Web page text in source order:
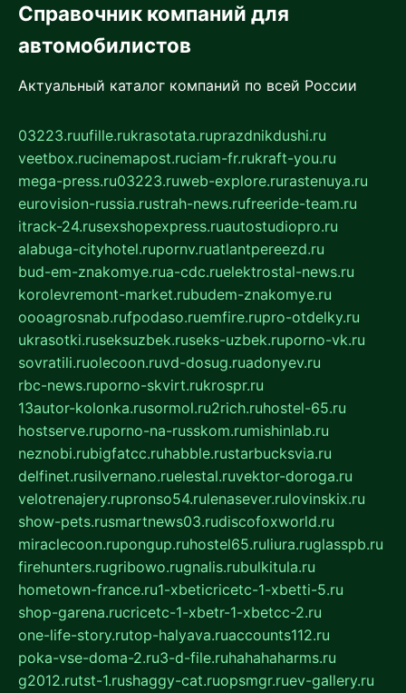
Справочник компаний для
автомобилистов
Актуальный каталог компаний по всей России
03223.ruufille.rukrasotata.ruprazdnikdushi.ru
veetbox.rucinemapost.ruciam-fr.rukraft-you.ru
mega-press.ru03223.ruweb-explore.rurastenuya.ru
eurovision-russia.rustrah-news.rufreeride-team.ru
itrack-24.rusexshopexpress.ruautostudiopro.ru
alabuga-cityhotel.rupornv.ruatlantpereezd.ru
bud-em-znakomye.rua-cdc.ruelektrostal-news.ru
korolevremont-market.rubudem-znakomye.ru
oooagrosnab.rufpodaso.ruemfire.rupro-otdelky.ru
ukrasotki.ruseksuzbek.ruseks-uzbek.ruporno-vk.ru
sovratili.ruolecoon.ruvd-dosug.ruadonyev.ru
rbc-news.ruporno-skvirt.rukrospr.ru
13autor-kolonka.rusormol.ru2rich.ruhostel-65.ru
hostserve.ruporno-na-russkom.rumishinlab.ru
neznobi.rubigfatcc.ruhabble.rustarbucksvia.ru
delfinet.rusilvernano.ruelestal.ruvektor-doroga.ru
velotrenajery.rupronso54.rulenasever.rulovinskix.ru
show-pets.rusmartnews03.rudiscofoxworld.ru
miraclecoon.rupongup.ruhostel65.ruliura.ruglasspb.ru
firehunters.rugribowo.rugnalis.rubulkitula.ru
hometown-france.ru1-xbeticricetc-1-xbetti-5.ru
shop-garena.rucricetc-1-xbetr-1-xbetcc-2.ru
one-life-story.rutop-halyava.ruaccounts112.ru
poka-vse-doma-2.ru3-d-file.ruhahahaharms.ru
g2012.rutst-1.rushaggy-cat.ruopsmgr.ruev-gallery.ru